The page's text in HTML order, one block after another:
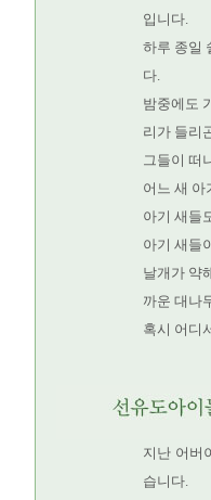
입니다.
하루 종일
다.
밤중에도
리가 들리
그들이 떠
어느 새 아
아기 새들
아기 새들
날개가 약
까운 대나
혹시 어디
지난 어버
습니다.